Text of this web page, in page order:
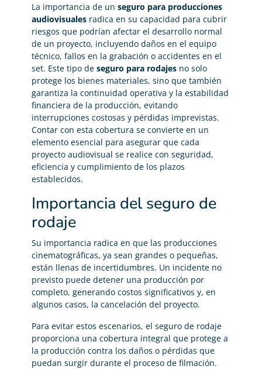
La importancia de un seguro para producciones
audiovisuales radica en su capacidad para cubrir
riesgos que podrían afectar el desarrollo normal
de un proyecto, incluyendo daños en el equipo
técnico, fallos en la grabación o accidentes en el
set. Este tipo de seguro para rodajes no solo
protege los bienes materiales, sino que también
garantiza la continuidad operativa y la estabilidad
financiera de la producción, evitando
interrupciones costosas y pérdidas imprevistas.
Contar con esta cobertura se convierte en un
elemento esencial para asegurar que cada
proyecto audiovisual se realice con seguridad,
eficiencia y cumplimiento de los plazos
establecidos.
Importancia del seguro de
rodaje
Su importancia radica en que las producciones
cinematográficas, ya sean grandes o pequeñas,
están llenas de incertidumbres. Un incidente no
previsto puede detener una producción por
completo, generando costos significativos y, en
algunos casos, la cancelación del proyecto.
Para evitar estos escenarios, el seguro de rodaje
proporciona una cobertura integral que protege a
la producción contra los daños o pérdidas que
puedan surgir durante el proceso de filmación.